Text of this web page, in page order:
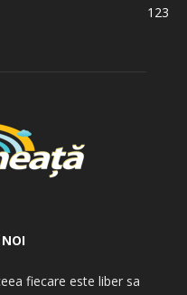
123
fiecare este liber sa